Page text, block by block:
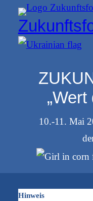
Inhalt
springen
„Wert
10.-11. Mai
Hinweis